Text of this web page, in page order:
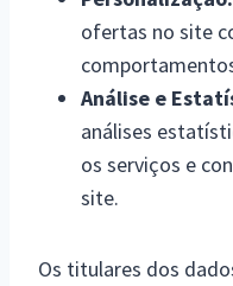
ofertas no site
Análise e
análises
os serviços e
site.
Os titulares dos